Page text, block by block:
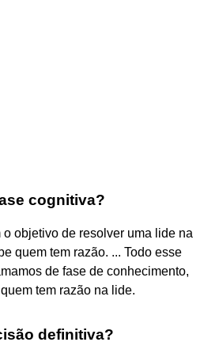
cognitiva?
objetivo de resolver uma lide na
quem tem razão. ... Todo esse
de fase de conhecimento,
tem razão na lide.
definitiva?